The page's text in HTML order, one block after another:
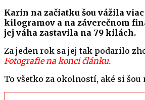
Karin na začiatku šou vážila viac
kilogramov a na záverečnom
jej váha zastavila na 79 kilách.
Za jeden rok sa jej tak podarilo
Fotografie na konci článku.
To všetko za okolností, aké si šou